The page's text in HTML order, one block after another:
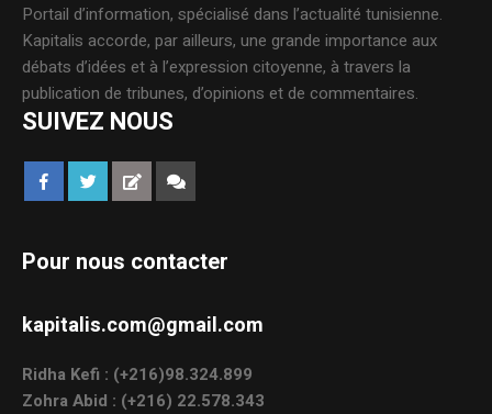
Portail d’information, spécialisé dans l’actualité tunisienne.
Kapitalis accorde, par ailleurs, une grande importance aux
débats d’idées et à l’expression citoyenne, à travers la
publication de tribunes, d’opinions et de commentaires.
SUIVEZ NOUS
Pour nous contacter
kapitalis.com@gmail.com
Ridha Kefi : (+216)98.324.899
Zohra Abid : (+216) 22.578.343